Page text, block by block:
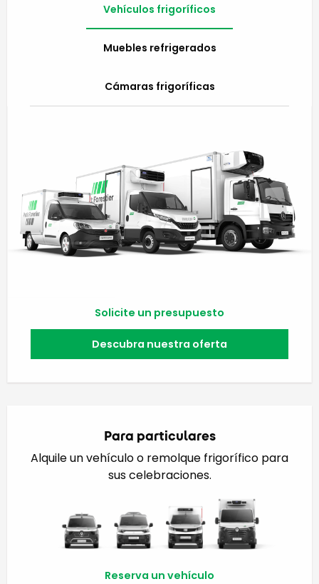
Vehículos frigoríficos
Muebles refrigerados
Cámaras frigoríficas
Solicite un presupuesto
Descubra nuestra oferta
Para particulares
Alquile un vehículo o remolque frigorífico para
sus celebraciones.
Reserva un vehículo